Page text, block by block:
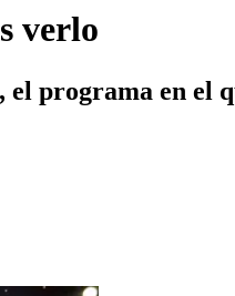
verlo
el programa en el